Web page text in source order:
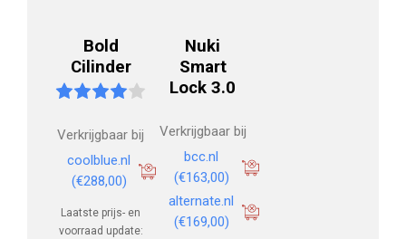
Bold
Cilinder
Verkrijgbaar bij
coolblue.nl
(€288,00)
Laatste prijs- en
voorraad update:
Nuki
Smart
Lock 3.0
Verkrijgbaar bij
bcc.nl
(€163,00)
alternate.nl
(€169,00)